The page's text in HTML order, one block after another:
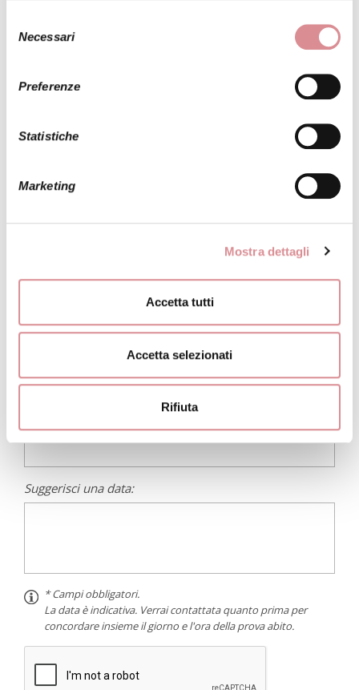
delNecessari
Preferenze
Statistiche
Marketing
Mostra dettagli
Accetta tutti
Accetta selezionati
Rifiuta
RICHIEDI INFORMAZIONI
* Nominativo:
Suggerisci una data:
* Campi obbligatori.
La data è indicativa. Verrai contattata quanto prima per
concordare insieme il giorno e l'ora della prova abito.